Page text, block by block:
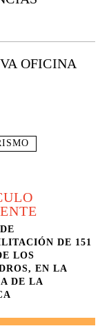
OFICINA
DE 151
LOS
EN LA
DE LA